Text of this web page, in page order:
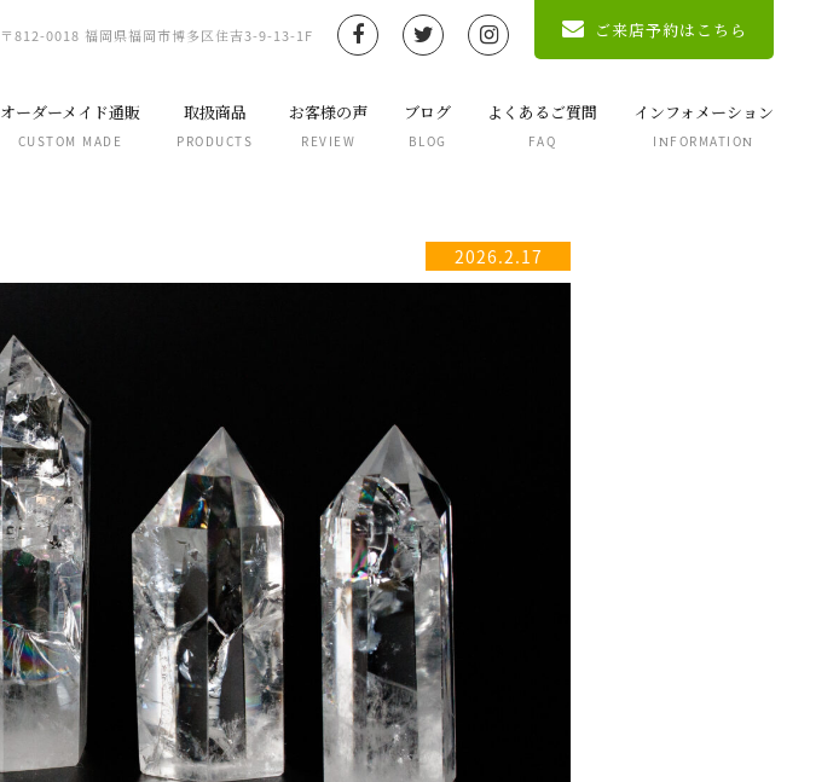
〒812-0018 福岡県福岡市博多区住吉3-9-13-1F ご来店予約はこちら
オーダーメイド通販
CUSTOM MADE
取扱商品
PRODUCTS
お客様の声
REVIEW
ブログ
BLOG
よくあるご質問
FAQ
インフォメーション
INFORMATION
2026.2.17